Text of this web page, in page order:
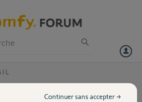
siminor dpv 0302kt et
Continuer sans accepter →